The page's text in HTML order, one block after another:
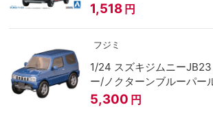
1,518 円
フジミ
1/24 スズキジムニー
ー/ノクターンブルーパー
5,300 円